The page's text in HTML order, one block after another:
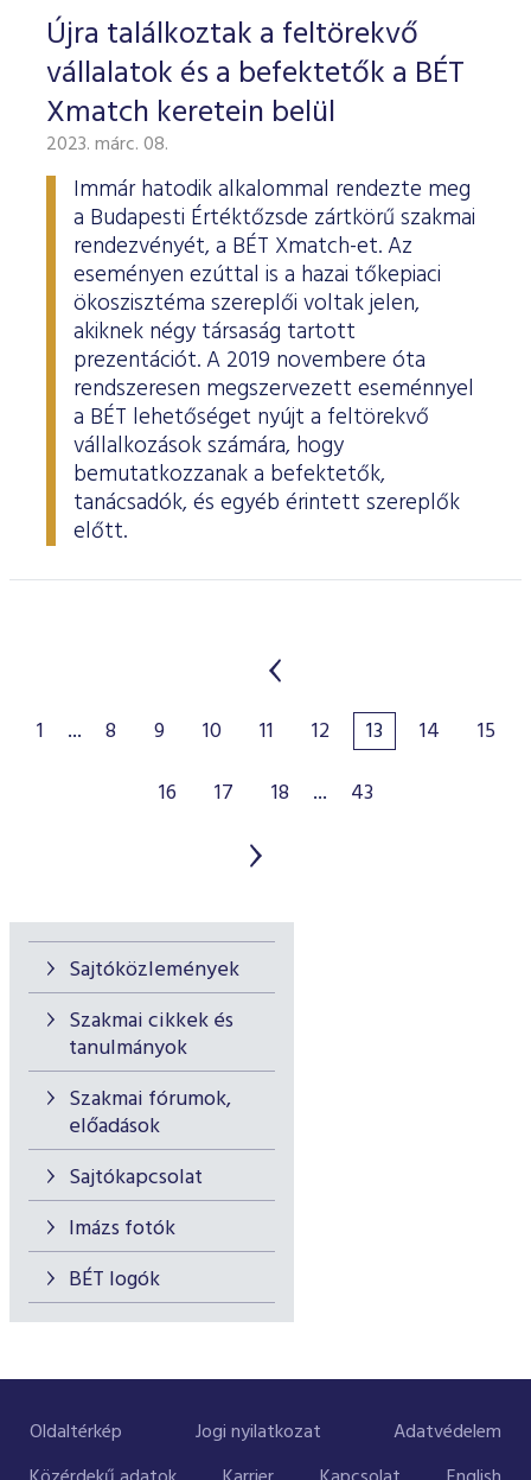
Sajtóközlemények
Szakmai cikkek és
tanulmányok
Szakmai fórumok,
előadások
Sajtókapcsolat
Imázs fotók
BÉT logók
Újra találkoztak a feltörekvő
vállalatok és a befektetők a BÉT
Xmatch keretein belül
2023. márc. 08.
Immár hatodik alkalommal rendezte meg
a Budapesti Értéktőzsde zártkörű szakmai
rendezvényét, a BÉT Xmatch-et. Az
eseményen ezúttal is a hazai tőkepiaci
ökoszisztéma szereplői voltak jelen,
akiknek négy társaság tartott
prezentációt. A 2019 novembere óta
rendszeresen megszervezett eseménnyel
a BÉT lehetőséget nyújt a feltörekvő
vállalkozások számára, hogy
bemutatkozzanak a befektetők,
tanácsadók, és egyéb érintett szereplők
előtt.
1 ... 8 9 10 11 12 13 14
15
16
17 18 ... 43
Oldaltérkép Jogi nyilatkozat
Adatvédelem